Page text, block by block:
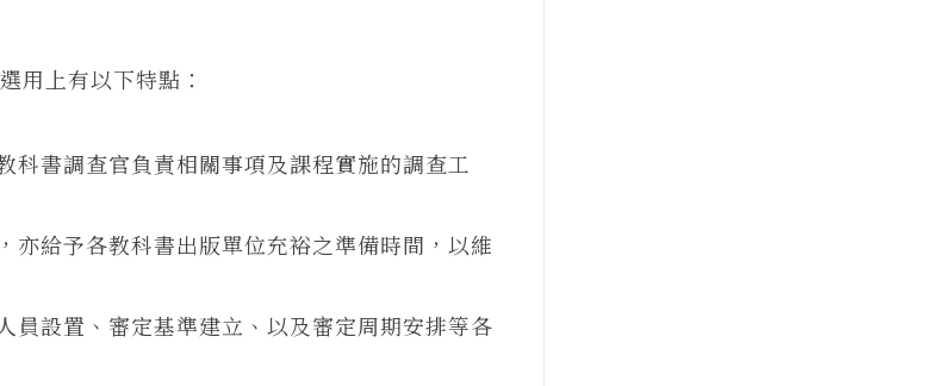
上有以下特點：
科書調查官負責相關事項及課程實施的調查工
給予各教科書出版單位充裕之準備時間，以維
員設置、審定基準建立、以及審定周期安排等各